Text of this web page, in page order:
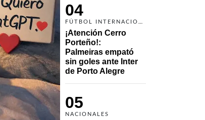
04
¡Atención Cerro
Porteño!:
Palmeiras empató
sin goles ante Inter
de Porto Alegre
05
NACIONALES